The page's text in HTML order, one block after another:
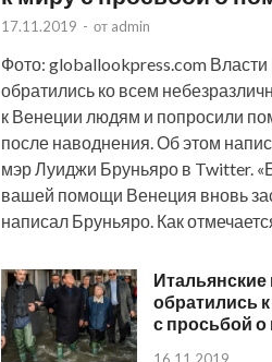
17.11.2019 - от admin
Фото: globallookpress.com
обратились ко всем
к Венеции людям и попросили
после наводнения. Об этом
мэр Луиджи Бруньяро в Twitter.
вашей помощи Венеция вновь
написал Бруньяро. Как
Итальянские
обратились
с просьбой
16.11.2019